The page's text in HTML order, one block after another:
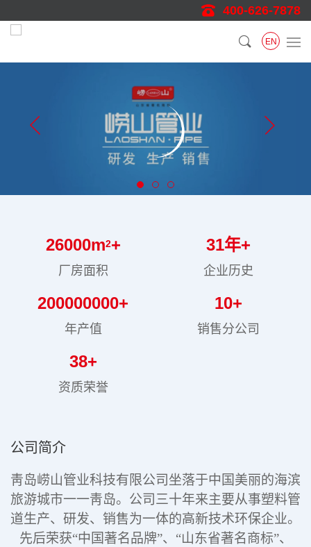
400-626-7878
EN
26000m2+
厂房面积
31年+
企业历史
200000000+
年产值
10+
销售分公司
38+
资质荣誉
公司简介
靑岛崂山管业科技有限公司坐落于中国美丽的海滨
旅游城市一一靑岛。公司三十年来主要从事塑料管
道生产、研发、销售为一体的高新技术环保企业。
先后荣获“中国著名品牌”、“山东省著名商标”、